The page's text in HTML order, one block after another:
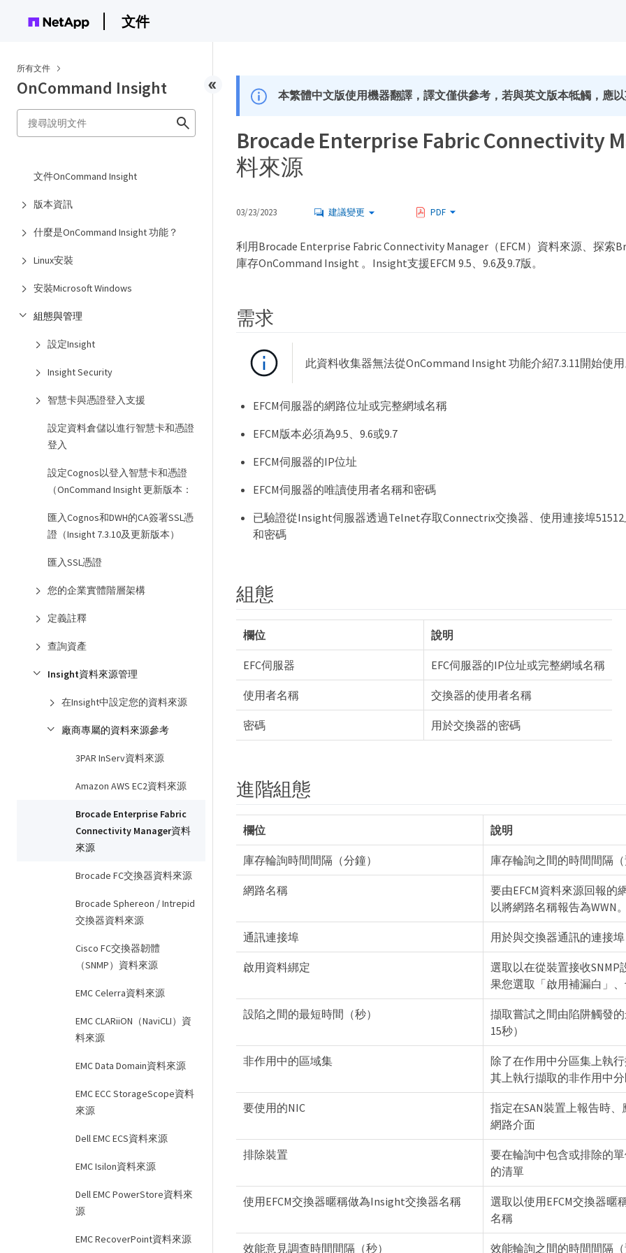
文件
所有文件
OnCommand Insight
文件OnCommand Insight
版本資訊
什麼是OnCommand Insight 功能？
Linux安裝
安裝Microsoft Windows
組態與管理
設定Insight
Insight Security
智慧卡與憑證登入支援
設定資料倉儲以進行智慧卡和憑證
登入
設定Cognos以登入智慧卡和憑證
（OnCommand Insight 更新版本：
匯入Cognos和DWH的CA簽署SSL憑
證（Insight 7.3.10及更新版本）
匯入SSL憑證
您的企業實體階層架構
定義註釋
查詢資產
Insight資料來源管理
在Insight中設定您的資料來源
廠商專屬的資料來源參考
3PAR InServ資料來源
Amazon AWS EC2資料來源
Brocade Enterprise Fabric
Connectivity Manager資料
來源
Brocade FC交換器資料來源
Brocade Sphereon / Intrepid
交換器資料來源
Cisco FC交換器韌體
（SNMP）資料來源
EMC Celerra資料來源
EMC CLARiiON（NaviCLI）資
料來源
EMC Data Domain資料來源
EMC ECC StorageScope資料
來源
Dell EMC ECS資料來源
EMC Isilon資料來源
Dell EMC PowerStore資料來
源
EMC RecoverPoint資料來源
本繁體中文版使用機器翻譯，譯文僅供參考，若與英文版本牴觸，應以
Brocade Enterprise Fabric Connectivity
料來源
03/23/2023 建議變更 PDF
利用Brocade Enterprise Fabric Connectivity Manager（EFCM）資料來源、探索
庫存OnCommand Insight 。Insight支援EFCM 9.5、9.6及9.7版。
需求
此資料收集器無法從OnCommand Insight 功能介紹7.3.11開始使用
EFCM伺服器的網路位址或完整網域名稱
EFCM版本必須為9.5、9.6或9.7
EFCM伺服器的IP位址
EFCM伺服器的唯讀使用者名稱和密碼
已驗證從Insight伺服器透過Telnet存取Connectrix交換器、使用連接埠
和密碼
組態
欄位 說明
EFC伺服器 EFC伺服器的IP位址或完整網域名稱
使用者名稱 交換器的使用者名稱
密碼 用於交換器的密碼
進階組態
欄位 說明
庫存輪詢時間間隔（分鐘） 庫存輪詢之間的時間間隔（
網路名稱
要由EFCM資料來源回報的
以將網路名稱報告為WWN。
通訊連接埠 用於與交換器通訊的連接埠
啟用資料綁定
選取以在從裝置接收SNMP
果您選取「啟用補漏白」、
設陷之間的最短時間（秒）
擷取嘗試之間由陷阱觸發
15秒）
非作用中的區域集
除了在作用中分區集上執
其上執行擷取的非作用中
要使用的NIC
指定在SAN裝置上報告時、
網路介面
排除裝置
要在輪詢中包含或排除的
的清單
使用EFCM交換器暱稱做為Insight交換器名稱
選取以使用EFCM交換器暱
名稱
效能意見調查時間間隔（秒） 效能輪詢之間的時間間隔（